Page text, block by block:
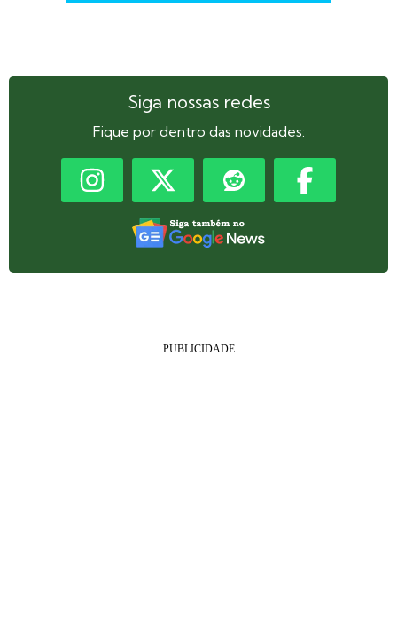
Siga nossas redes
Fique por dentro das novidades: